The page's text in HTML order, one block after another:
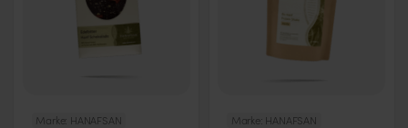
Marke: HANAFSAN Marke: HANAFSAN